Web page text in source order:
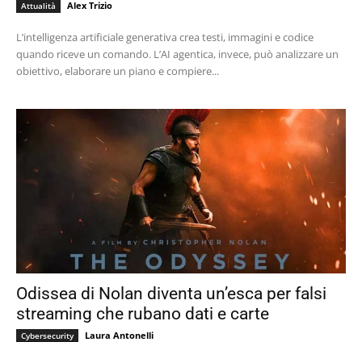
Attualità Alex Trizio
L’intelligenza artificiale generativa crea testi, immagini e codice
quando riceve un comando. L’AI agentica, invece, può analizzare un
obiettivo, elaborare un piano e compiere...
Odissea di Nolan diventa un’esca per falsi
streaming che rubano dati e carte
Cybersecurity Laura Antonelli